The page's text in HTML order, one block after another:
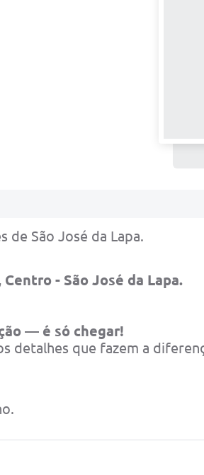
de São José da Lapa.
- São José da Lapa.
— é só chegar!
detalhes que fazem a